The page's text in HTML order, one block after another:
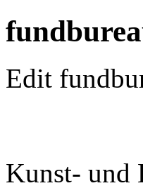
Edit
Kunst- und